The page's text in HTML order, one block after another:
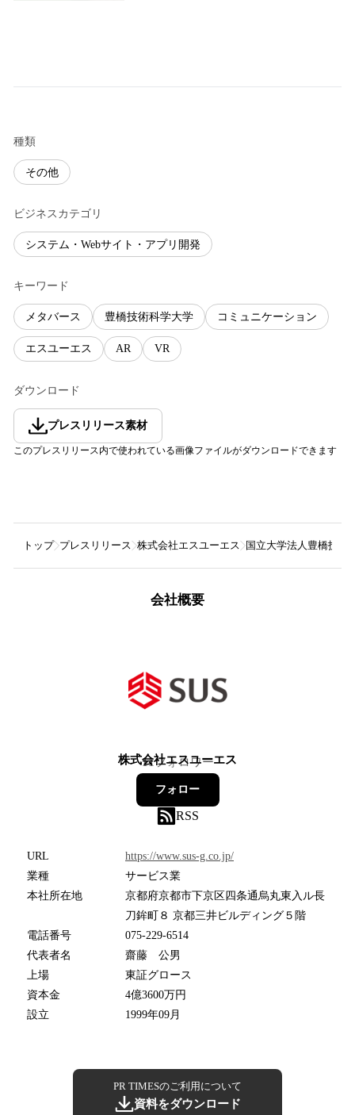
種類
その他
ビジネスカテゴリ
システム・Webサイト・アプリ開発
キーワード
メタバース 豊橋技術科学大学 コミュニケーション
エスユーエス AR VR
ダウンロード
プレスリリース素材
このプレスリリース内で使われている画像ファイルがダウンロードできます
トップ プレスリリース 株式会社エスユーエス 国立大学法人豊橋技術
会社概要
株式会社エスユーエス
11フォロワー
フォロー
RSS
URL
https://www.sus-g.co.jp/
業種
サービス業
本社所在地
京都府京都市下京区四条通烏丸東入ル長
刀鉾町８ 京都三井ビルディング５階
電話番号
075-229-6514
代表者名
齋藤 公男
上場
東証グロース
資本金
4億3600万円
設立
1999年09月
PR TIMESのご利用について
資料をダウンロード